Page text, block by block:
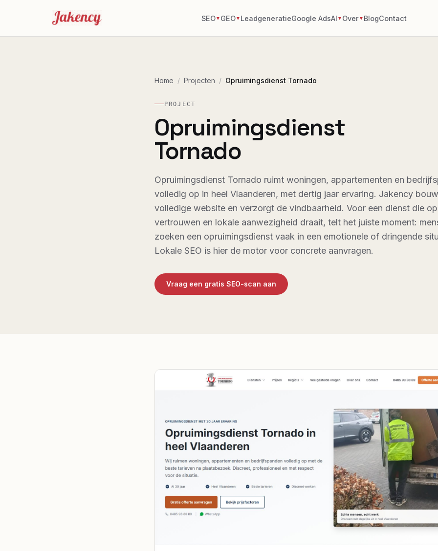
SEO▼ GEO▼ LeadgeneratieGoogle AdsAI ▼ Over▼ BlogContact
Home / Projecten / Opruimingsdienst Tornado
PROJECT
Opruimingsdienst
Tornado
Opruimingsdienst Tornado ruimt woningen, appartementen en
volledig op in heel Vlaanderen, met dertig jaar ervaring. Jakency
volledige website en verzorgt de vindbaarheid. Voor een dienst die op
vertrouwen en lokale aanwezigheid draait, telt het juiste moment:
zoeken een opruimingsdienst vaak in een emotionele of dringende
Lokale SEO is hier de motor voor concrete aanvragen.
Vraag een gratis SEO-scan aan